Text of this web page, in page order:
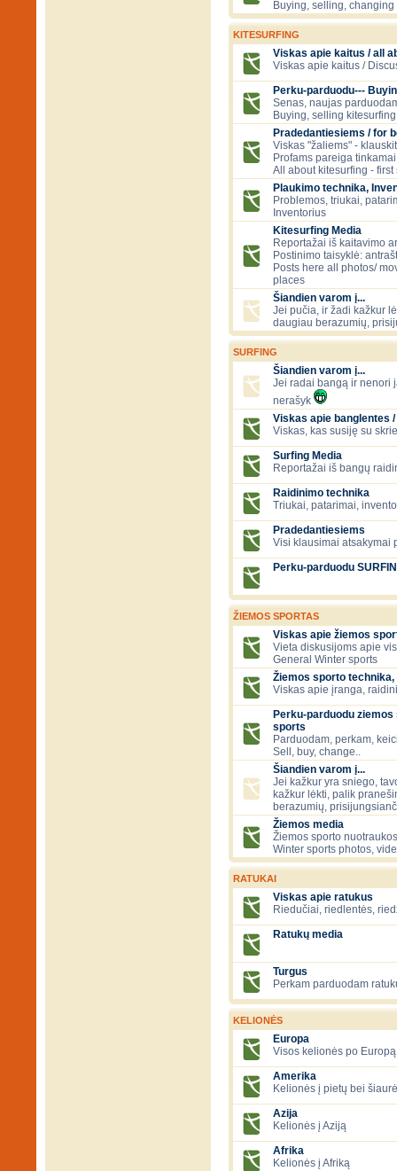
Buying, selling,
KITESURFING
Viskas apie kaitus / all
Viskas apie kaitus /
Perku-parduodu---
Senas, naujas
Buying, selling
Pradedantiesiems / for
Viskas "žaliems" -
Profams pareiga
All about kitesurfing - first
Plaukimo technika,
Problemos, triukai,
Inventorius
Kitesurfing Media
Reportažai iš kaitavimo
Postinimo taisyklė:
Posts here all photos/
places
Šiandien varom į...
Jei pučia, ir žadi kažkur
daugiau berazumių,
SURFING
Šiandien varom į...
Jei radai bangą ir nenori
nerašyk
Viskas apie banglentes
Viskas, kas susiję su
Surfing Media
Reportažai iš bangų
Raidinimo technika
Triukai, patarimai,
Pradedantiesiems
Visi klausimai atsakymai
Perku-parduodu
ŽIEMOS SPORTAS
Viskas apie žiemos
Vieta diskusijoms apie
General Winter sports
Žiemos sporto
Viskas apie įranga,
Perku-parduodu
sports
Parduodam, perkam,
Sell, buy, change..
Šiandien varom į...
Jei kažkur yra sniego,
kažkur lėkti, palik
berazumių,
Žiemos media
Žiemos sporto
Winter sports photos,
RATUKAI
Viskas apie ratukus
Riedučiai, riedlentės,
Ratukų media
Turgus
Perkam parduodam
KELIONĖS
Europa
Visos kelionės po
Amerika
Kelionės į pietų bei
Azija
Kelionės į Aziją
Afrika
Kelionės į Afriką